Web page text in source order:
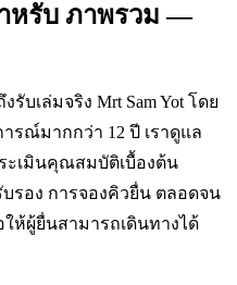
หรับ ภาพรวม —
บเล่มจริง Mrt Sam Yot โดย
รณ์มากกว่า 12 ปี เราดูแล
เมินคุณสมบัติเบื้องต้น
บรอง การจองคิวยื่น ตลอดจน
ห้ผู้ยื่นสามารถเดินทางได้